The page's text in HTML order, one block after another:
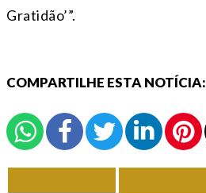
Gratidão’”.
COMPARTILHE ESTA NOTÍCIA: